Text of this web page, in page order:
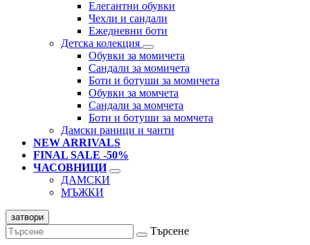
Елегантни обувки
Чехли и сандали
Ежедневни боти
Детска колекция
Обувки за момичета
Сандали за момичета
Боти и ботуши за момичета
Обувки за момчета
Сандали за момчета
Боти и ботуши за момчета
Дамски раници и чанти
NEW ARRIVALS
FINAL SALE -50%
ЧАСОВНИЦИ
ДАМСКИ
МЪЖКИ
затвори
Търсене